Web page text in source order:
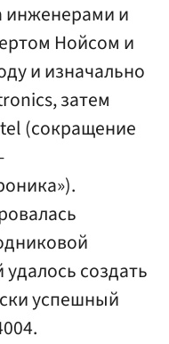
инженерами и
Нойсом и
и изначально
затем
(сокращение
создать
успешный